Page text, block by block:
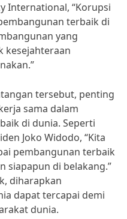
International, “Korupsi
terbaik di
yang
kesejahteraan
tersebut, penting
sama dalam
di dunia. Seperti
Joko Widodo, “Kita
pembangunan terbaik
siapapun di belakang.”
diharapkan
dapat tercapai demi
dunia.